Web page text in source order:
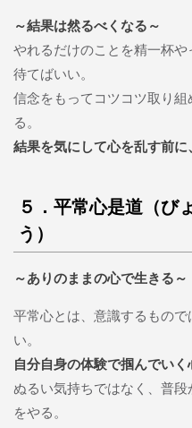
～結果は然るべくなる～
やれるだけのことを精一杯
待てばいい。
信念をもってコツコツ取り組
る。
結果を気にして心を乱す前に
５．平常心是道（び
う）
～ありのままの心で生きる～
平常心とは、意識するもの
い。
自分自身の体験で掴んでいく
ぬるい気持ちではなく、普
をやる。